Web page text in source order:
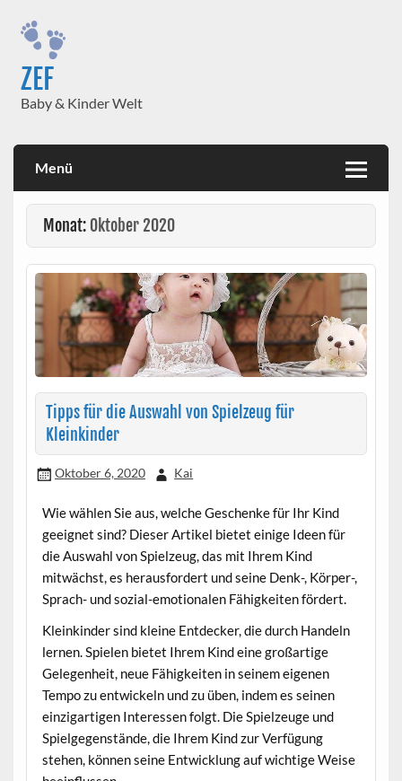
content
ZEF
Baby & Kinder Welt
Menü
Monat: Oktober 2020
Tipps für die Auswahl von Spielzeug für
Kleinkinder
Oktober 6, 2020 Kai
Wie wählen Sie aus, welche Geschenke für Ihr Kind
geeignet sind? Dieser Artikel bietet einige Ideen für
die Auswahl von Spielzeug, das mit Ihrem Kind
mitwächst, es herausfordert und seine Denk-, Körper-,
Sprach- und sozial-emotionalen Fähigkeiten fördert.
Kleinkinder sind kleine Entdecker, die durch Handeln
lernen. Spielen bietet Ihrem Kind eine großartige
Gelegenheit, neue Fähigkeiten in seinem eigenen
Tempo zu entwickeln und zu üben, indem es seinen
einzigartigen Interessen folgt. Die Spielzeuge und
Spielgegenstände, die Ihrem Kind zur Verfügung
stehen, können seine Entwicklung auf wichtige Weise